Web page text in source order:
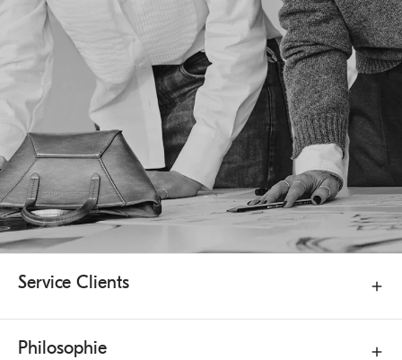
Service Clients
Philosophie